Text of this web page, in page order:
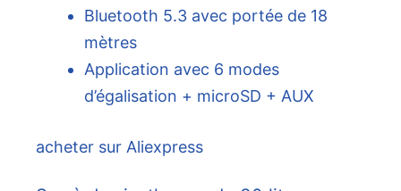
Bluetooth 5.3 avec portée de 18
mètres
Application avec 6 modes
d’égalisation + microSD + AUX
acheter sur Aliexpress